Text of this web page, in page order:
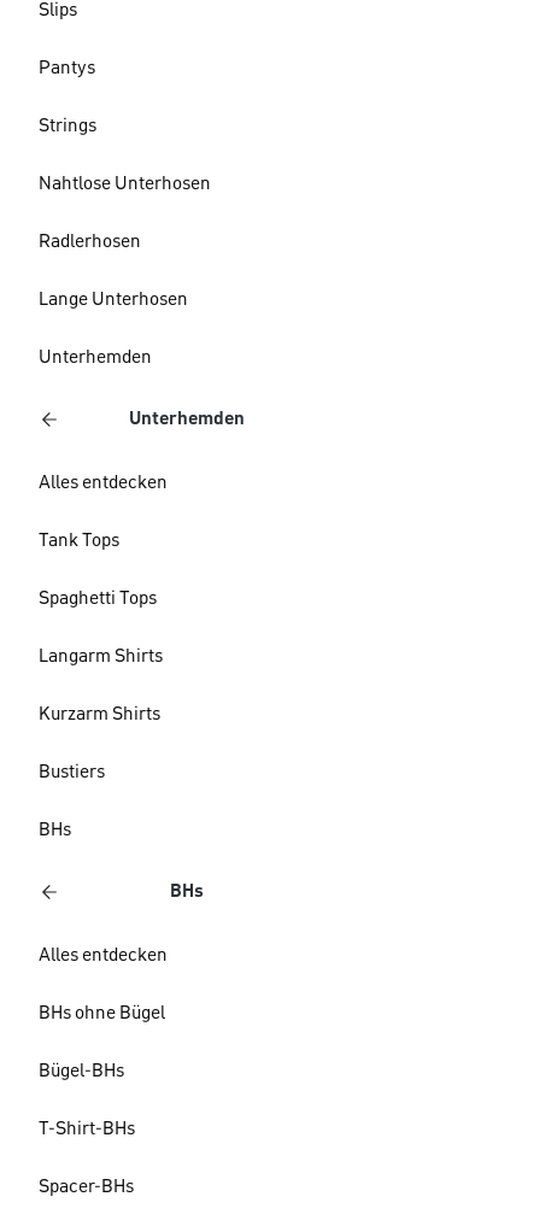
Slips
Pantys
Strings
Nahtlose Unterhosen
Radlerhosen
Lange Unterhosen
Unterhemden
Unterhemden
Alles entdecken
Tank Tops
Spaghetti Tops
Langarm Shirts
Kurzarm Shirts
Bustiers
BHs
BHs
Alles entdecken
BHs ohne Bügel
Bügel-BHs
T-Shirt-BHs
Spacer-BHs